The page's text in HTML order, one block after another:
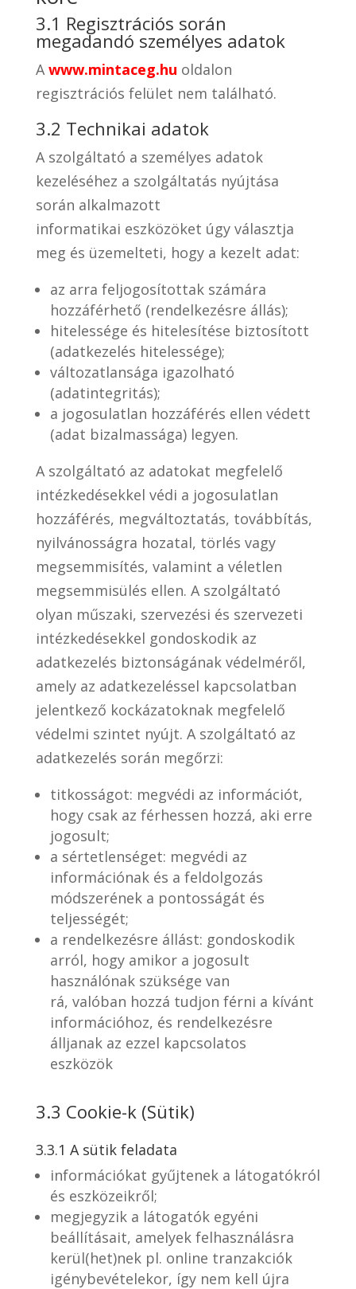
3.1 Regisztrációs során
megadandó személyes adatok
Awww.mintaceg.hu oldalon
regisztrációs felület nem található.
3.2 Technikai adatok
A szolgáltató a személyes adatok
kezeléséhez a szolgáltatás nyújtása
során alkalmazott
informatikai eszközöket úgy választja
meg és üzemelteti, hogy a kezelt adat:
az arra feljogosítottak számára
hozzáférhető (rendelkezésre állás);
hitelessége és hitelesítése biztosított
(adatkezelés hitelessége);
változatlansága igazolható
(adatintegritás);
a jogosulatlan hozzáférés ellen védett
(adat bizalmassága) legyen.
A szolgáltató az adatokat megfelelő
intézkedésekkel védi a jogosulatlan
hozzáférés, megváltoztatás, továbbítás,
nyilvánosságra hozatal, törlés vagy
megsemmisítés, valamint a véletlen
megsemmisülés ellen. A szolgáltató
olyan műszaki, szervezési és szervezeti
intézkedésekkel gondoskodik az
adatkezelés biztonságának védelméről,
amely az adatkezeléssel kapcsolatban
jelentkező kockázatoknak megfelelő
védelmi szintet nyújt. A szolgáltató az
adatkezelés során megőrzi:
titkosságot: megvédi az információt,
hogy csak az férhessen hozzá, aki erre
jogosult;
a sértetlenséget: megvédi az
információnak és a feldolgozás
módszerének a pontosságát és
teljességét;
a rendelkezésre állást: gondoskodik
arról, hogy amikor a jogosult
használónak szüksége van
rá, valóban hozzá tudjon férni a kívánt
információhoz, és rendelkezésre
álljanak az ezzel kapcsolatos
eszközök
3.3 Cookie-k (Sütik)
3.3.1 A sütik feladata
információkat gyűjtenek a látogatókról
és eszközeikről;
megjegyzik a látogatók egyéni
beállításait, amelyek felhasználásra
kerül(het)nek pl. online tranzakciók
igénybevételekor, így nem kell újra